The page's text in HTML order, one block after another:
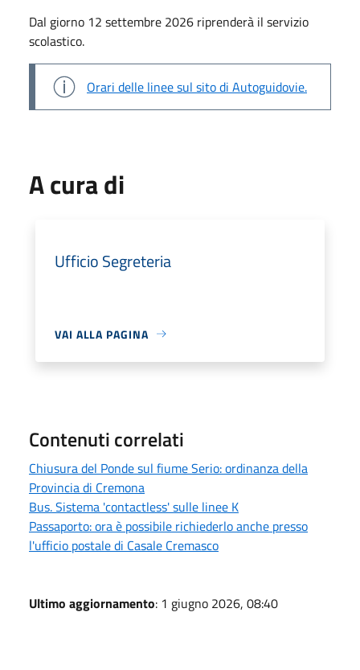
Dal giorno 12 settembre 2026 riprenderà il servizio
scolastico.
Orari delle linee sul sito di Autoguidovie.
A cura di
Ufficio Segreteria
VAI ALLA PAGINA
Contenuti correlati
Chiusura del Ponde sul fiume Serio: ordinanza della
Provincia di Cremona
Bus. Sistema 'contactless' sulle linee K
Passaporto: ora è possibile richiederlo anche presso
l'ufficio postale di Casale Cremasco
Ultimo aggiornamento: 1 giugno 2026, 08:40